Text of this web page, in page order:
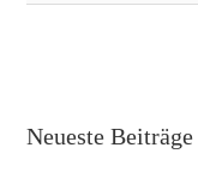
for:
Neueste Beiträge